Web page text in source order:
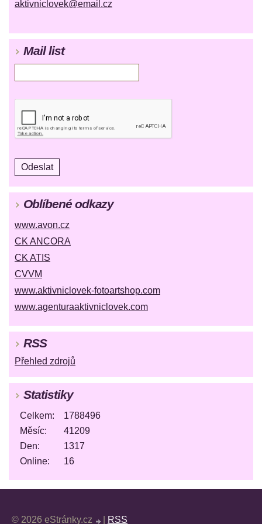
aktivniclovek@email.cz
Mail list
Oblíbené odkazy
www.avon.cz
CK ANCORA
CK ATIS
CVVM
www.aktivniclovek-fotoartshop.com
www.agenturaaktivniclovek.com
RSS
Přehled zdrojů
Statistiky
Online: 16
Celkem:
1788496
Měsíc:
41209
Den:
1317
© 2026 eStránky.cz RSS